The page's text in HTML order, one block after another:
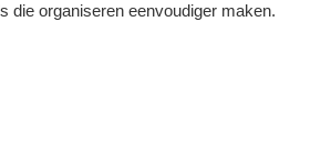
die organiseren eenvoudiger maken.